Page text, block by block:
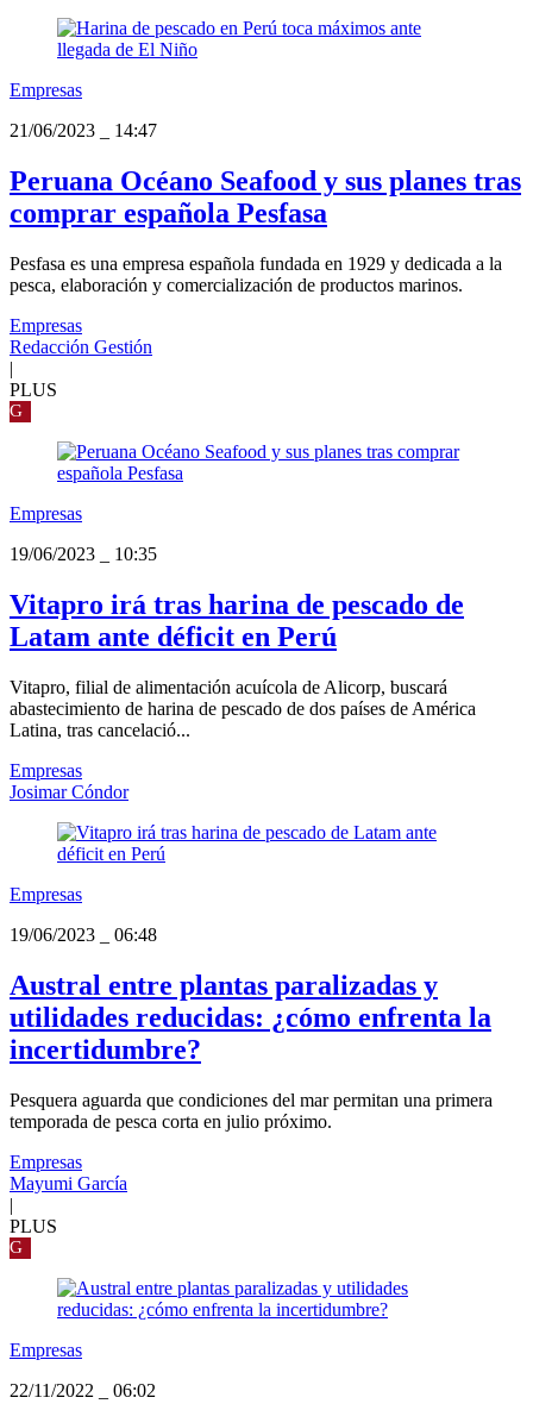
Empresas
21/06/2023
14:47
Peruana Océano Seafood y sus planes tras
comprar española Pesfasa
Pesfasa es una empresa española fundada en 1929 y dedicada a la
pesca, elaboración y comercialización de productos marinos.
Empresas
Redacción Gestión
|
PLUS
G
Empresas
19/06/2023
10:35
Vitapro irá tras harina de pescado de
Latam ante déficit en Perú
Vitapro, filial de alimentación acuícola de Alicorp, buscará
abastecimiento de harina de pescado de dos países de América
Latina, tras cancelació...
Empresas
Josimar Cóndor
Empresas
19/06/2023
06:48
Austral entre plantas paralizadas y
utilidades reducidas: ¿cómo enfrenta la
incertidumbre?
Pesquera aguarda que condiciones del mar permitan una primera
temporada de pesca corta en julio próximo.
Empresas
Mayumi García
|
PLUS
G
Empresas
22/11/2022
06:02